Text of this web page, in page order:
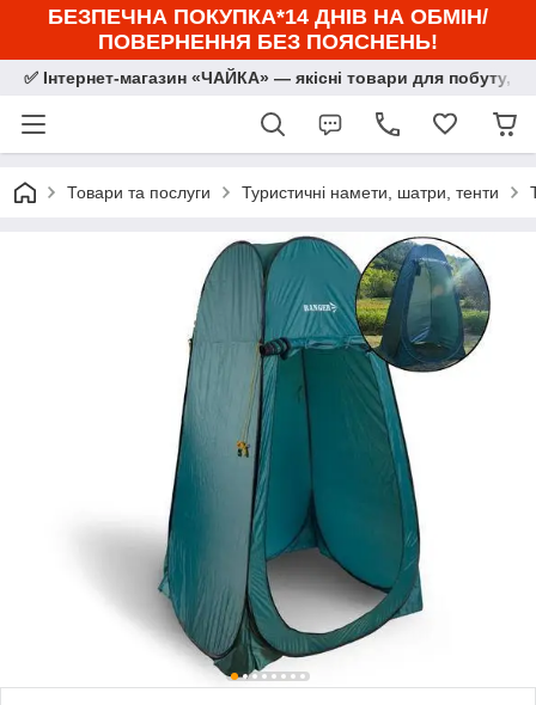
БЕЗПЕЧНА ПОКУПКА*14 ДНІВ НА ОБМІН/
ПОВЕРНЕННЯ БЕЗ ПОЯСНЕНЬ!
✅ Інтернет-магазин «ЧАЙКА» — якісні товари для побуту,
Товари та послуги Туристичні намети, шатри, тенти